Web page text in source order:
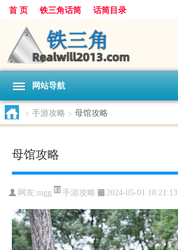
首 页 铁三角话筒 话筒目录
网站导航
> 手游攻略 > 母馆攻略
母馆攻略
网友:mgg 手游攻略 2024-05-01 18:21:13